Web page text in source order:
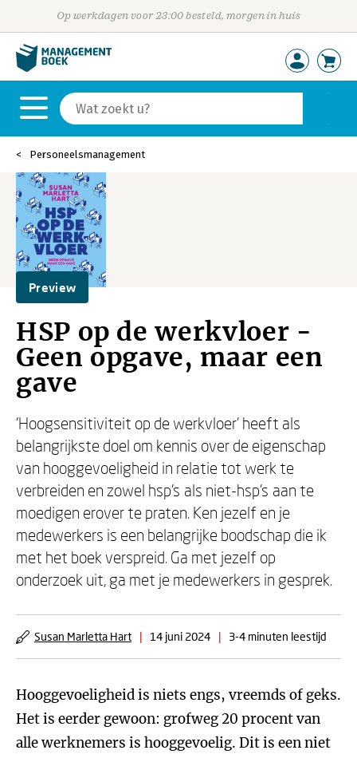
Op werkdagen voor 23:00 besteld, morgen in huis
Personeelsmanagement
Preview
HSP op de werkvloer -
Geen opgave, maar een
gave
‘Hoogsensitiviteit op de werkvloer’ heeft als
belangrijkste doel om kennis over de eigenschap
van hooggevoeligheid in relatie tot werk te
verbreiden en zowel hsp’s als niet-hsp’s aan te
moedigen erover te praten. Ken jezelf en je
medewerkers is een belangrijke boodschap die ik
met het boek verspreid. Ga met jezelf op
onderzoek uit, ga met je medewerkers in gesprek.
Susan Marletta Hart | 14 juni 2024 | 3-4 minuten leestijd
Hooggevoeligheid is niets engs, vreemds of geks.
Het is eerder gewoon: grofweg 20 procent van
alle werknemers is hooggevoelig. Dit is een niet